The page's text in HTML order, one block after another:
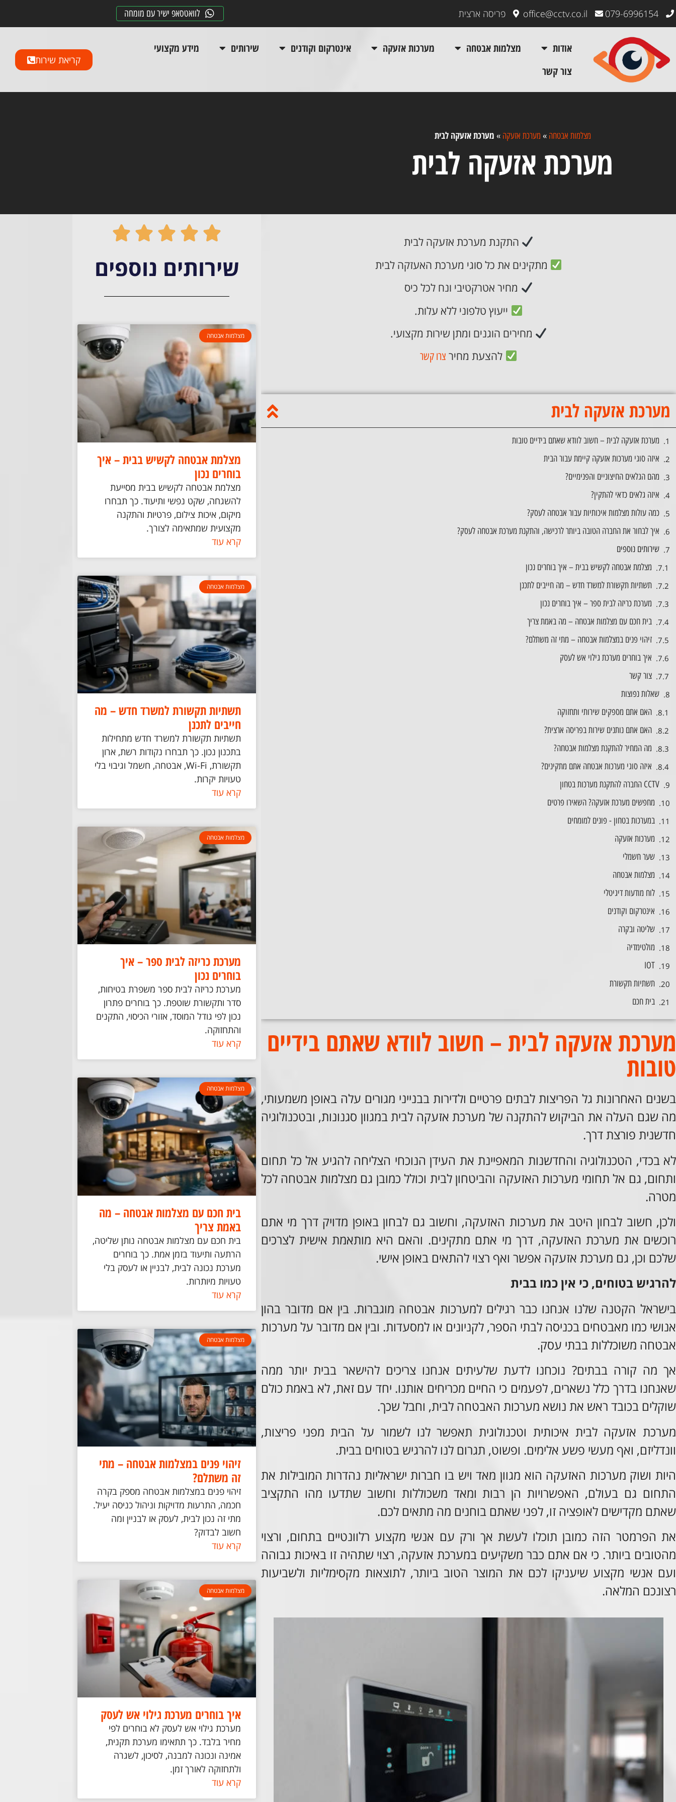
079-6996154
office@cctv.co.il פריסה ארצית לוואטסאפ ישיר עם מומחה
אודות מצלמות אבטחה מערכות אזעקה אינטרקום וקודנים שירותים
מידע מקצועי
צור קשר
קריאת שירות
מצלמות אבטחה » מערכת אזעקה » מערכת אזעקה לבית
מערכת אזעקה לבית
התקנת מערכת אזעקה לבית
מתקינים את כל סוגי מערכת האעזקה לבית
מחיר אטרקטיבי ונח לכל כיס
ייעוץ טלפוני ללא עלות.
מחירים הוגנים ומתן שירות מקצועי.
להצעת מחיר צרו קשר
מערכת אזעקה לבית
מערכת אזעקה לבית – חשוב לוודא שאתם בידיים טובות
איזה סוגי מערכות אזעקה קיימת עבור הבית
מהם הגלאים החיצוניים והפנימיים?
איזה גלאים כדאי להתקין?
כמה עולות מצלמות איכותיות עבור אבטחה לעסק?
איך לבחור את החברה הטובה ביותר לרכישה, והתקנת מערכת אבטחה לעסק?
שירותים נוספים
מצלמת אבטחה לקשיש בבית – איך בוחרים נכון
תשתיות תקשורת למשרד חדש – מה חייבים לתכנן
מערכת כריזה לבית ספר – איך בוחרים נכון
בית חכם עם מצלמות אבטחה – מה באמת צריך
זיהוי פנים במצלמות אבטחה – מתי זה משתלם?
איך בוחרים מערכת גילוי אש לעסק
צור קשר
שאלות נפוצות
האם אתם מספקים שירותי ותחזוקה
האם אתם נותנים שירות בפריסה ארצית?
מה המחיר להתקנת מצלמות אבטחה?
איזה סוגי מערכות אבטחה אתם מתקינים?
CCTV החברה להתקנת מערכות בטחון
מחפשים מערכת אזעקה? השאירו פרטים
במערכות בטחון - פונים למומחים​
מערכות אזעקה
שער חשמלי
מצלמות אבטחה
לוח מודעות דיגיטלי
אינטרקום וקודנים
שליטה ובקרה
מולטימדיה
IOT
תשתיות תקשורת
בית חכם
מערכת אזעקה לבית – חשוב לוודא שאתם בידיים
טובות
בשנים האחרונות גל הפריצות לבתים פרטיים ולדירות בבנייני מגורים עלה באופן משמעותי,
מה שגם העלה את הביקוש להתקנה של מערכת אזעקה לבית במגוון סגנונות, ובטכנולוגיה
חדשנית פורצת דרך.
לא בכדי, הטכנולוגיה והחדשנות המאפיינת את העידן הנוכחי הצליחה להגיע אל כל תחום
ותחום, גם אל תחומי מערכות האזעקה והביטחון לבית וכולל כמובן גם מצלמות אבטחה לכל
מטרה.
ולכן, חשוב לבחון היטב את מערכות האזעקה, וחשוב גם לבחון באופן מדויק דרך מי אתם
רוכשים את מערכת האזעקה, דרך מי אתם מתקינים. והאם היא מותאמת אישית לצרכים
שלכם וכן, גם מערכת אזעקה אפשר ואף רצוי להתאים באופן אישי.
להרגיש בטוחים, כי אין כמו בבית
בישראל הקטנה שלנו אנחנו כבר רגילים למערכות אבטחה מוגברות. בין אם מדובר בהון
אנושי כמו מאבטחים בכניסה לבתי הספר, לקניונים או למסעדות. ובין אם מדובר על מערכות
אבטחה משוכללות בבתי עסק.
אך מה קורה בבתים? נוכחנו לדעת שלעיתים אנחנו צריכים להישאר בבית יותר ממה
שאנחנו בדרך כלל נשארים, לפעמים כי החיים מכריחים אותנו. יחד עם זאת, לא באמת כולם
שוקלים בכובד ראש את נושא מערכות האבטחה לבית, וחבל שכך.
מערכת אזעקה לבית איכותית וטכנולוגית תאפשר לנו לשמור על הבית מפני פריצות,
וונדליזם, ואף מעשי פשע אלימים. ופשוט, תגרום לנו להרגיש בטוחים בבית.
היות ושוק מערכות האזעקה הוא מגוון מאד ויש בו חברות ישראליות נהדרות המובילות את
התחום גם בעולם, האפשרויות הן רבות ומאד משכוללות וחשוב שתדעו מהו התקציב
שאתם מקדישים לאופציה זו, לפני שאתם בוחנים מה מתאים לכם.
את הפרמטר הזה כמובן תוכלו לעשת אך ורק עם אנשי מקצוע רלוונטיים בתחום, ורצוי
מהטובים ביותר. כי אם אתם כבר משקיעים במערכת אזעקה, רצוי שתהיה זו באיכות גבוהה
ועם אנשי מקצוע שיעניקו לכם את המוצר הטוב ביותר, לתוצאות מקסימליות ולשביעות
רצונכם המלאה.





שירותים נוספים
מצלמות אבטחה
מצלמת אבטחה לקשיש בבית – איך
בוחרים נכון
מצלמת אבטחה לקשיש בבית מסייעת
להשגחה, שקט נפשי ותיעוד. כך תבחרו
מיקום, איכות צילום, פרטיות והתקנה
מקצועית שמתאימה לצורך.
קרא עוד
מצלמות אבטחה
תשתיות תקשורת למשרד חדש – מה
חייבים לתכנן
תשתיות תקשורת למשרד חדש מתחילות
בתכנון נכון. כך תבחרו נקודות רשת, ארון
תקשורת, Wi-Fi, אבטחה, חשמל וגיבוי בלי
טעויות יקרות.
קרא עוד
מצלמות אבטחה
מערכת כריזה לבית ספר – איך
בוחרים נכון
מערכת כריזה לבית ספר משפרת בטיחות,
סדר ותקשורת שוטפת. כך בוחרים פתרון
נכון לפי גודל המוסד, אזורי הכיסוי, התקנים
והתחזוקה.
קרא עוד
מצלמות אבטחה
בית חכם עם מצלמות אבטחה – מה
באמת צריך
בית חכם עם מצלמות אבטחה נותן שליטה,
הרתעה ותיעוד בזמן אמת. כך בוחרים
מערכת נכונה לבית, לבניין או לעסק בלי
טעויות מיותרות.
קרא עוד
מצלמות אבטחה
זיהוי פנים במצלמות אבטחה – מתי
זה משתלם?
זיהוי פנים במצלמות אבטחה מספק בקרה
חכמה, התרעות מדויקות וניהול כניסה יעיל.
מתי זה נכון לבית, לעסק או לבניין ומה
חשוב לבדוק?
קרא עוד
מצלמות אבטחה
איך בוחרים מערכת גילוי אש לעסק
מערכת גילוי אש לעסק לא בוחרים לפי
מחיר בלבד. כך תתאימו מערכת תקנית,
אמינה ונכונה למבנה, לסיכון, לשגרה
ולתחזוקה לאורך זמן.
קרא עוד